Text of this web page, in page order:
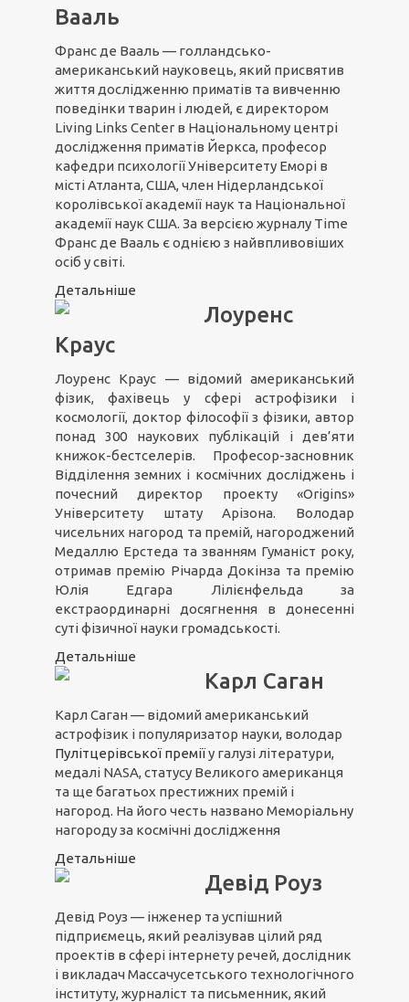
Вааль
Франс де Вааль — голландсько-
американський науковець, який присвятив
життя дослідженню приматів та вивченню
поведінки тварин і людей, є директором
Living Links Center в Національному центрі
дослідження приматів Йеркса, професор
кафедри психології Університету Еморі в
місті Атланта, США, член Нідерландської
королівської академії наук та Національної
академії наук США. За версією журналу Time
Франс де Вааль є однією з найвпливовіших
осіб у світі.
Детальніше
Лоуренс
Краус
Лоуренс Краус — відомий американський
фізик, фахівець у сфері астрофізики і
космології, доктор філософії з фізики, автор
понад 300 наукових публікацій і дев’яти
книжок-бестселерів. Професор-засновник
Відділення земних і космічних досліджень і
почесний директор проекту «Origins»
Університету штату Арізона. Володар
чисельних нагород та премій, нагороджений
Медаллю Ерстеда та званням Гуманіст року,
отримав премію Річарда Докінза та премію
Юлія Едгара Лілієнфельда за
екстраординарні досягнення в донесенні
суті фізичної науки громадськості.
Детальніше
Карл Саган
Карл Саган — відомий американський
астрофізик і популяризатор науки, володар
Пулітцерівської преміїу галузі літератури,
медалі NASA, статусу Великого американця
та ще багатьох престижних премій і
нагород. На його честь названо Меморіальну
нагороду за космічні дослідження
Детальніше
Девід Роуз
Девід Роуз — інженер та успішний
підприємець, який реалізував цілий ряд
проектів в сфері інтернету речей, дослідник
і викладач Массачусетського технологічного
інституту, журналіст та письменник, який